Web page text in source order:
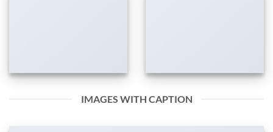
IMAGES WITH CAPTION